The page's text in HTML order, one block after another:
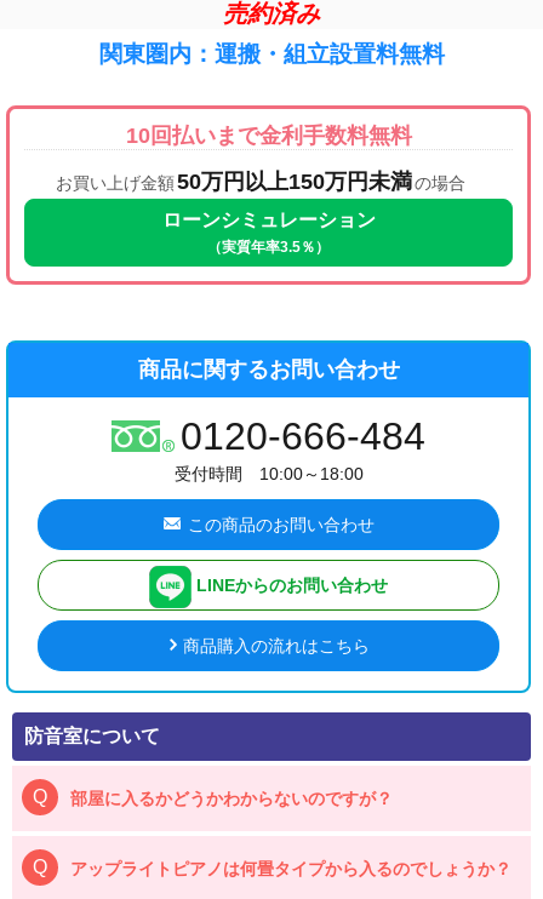
売約済み
関東圏内：運搬・組立設置料無料
10回払いまで金利手数料無料
お買い上げ金額50万円以上150万円未満の場合
ローンシミュレーション
（実質年率3.5％）
商品に関するお問い合わせ
0120-666-484
受付時間 10:00～18:00
この商品のお問い合わせ
LINEからのお問い合わせ
商品購入の流れはこちら
防音室について
部屋に入るかどうかわからないのですが？
アップライトピアノは何畳タイプから入るのでしょうか？